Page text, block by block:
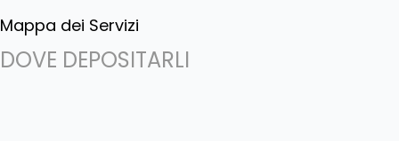
Mappa dei Servizi
DOVE DEPOSITARLI